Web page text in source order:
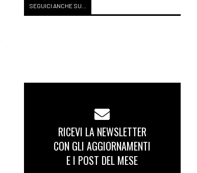
SEGUICI ANCHE SU...
RICEVI LA NEWSLETTER
CON GLI AGGIORNAMENTI
E I POST DEL MESE